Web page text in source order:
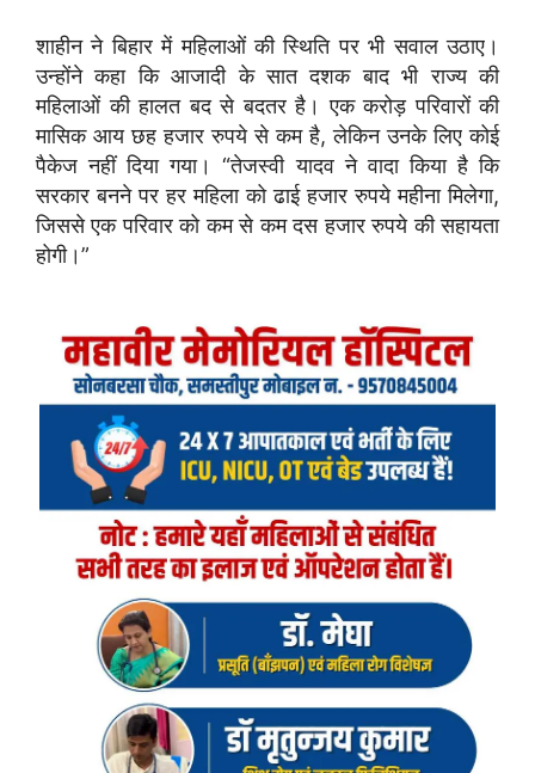
शाहीन ने बिहार में महिलाओं की स्थिति पर भी सवाल उठाए।
उन्होंने कहा कि आजादी के सात दशक बाद भी राज्य की
महिलाओं की हालत बद से बदतर है। एक करोड़ परिवारों की
मासिक आय छह हजार रुपये से कम है, लेकिन उनके लिए कोई
पैकेज नहीं दिया गया। “तेजस्वी यादव ने वादा किया है कि
सरकार बनने पर हर महिला को ढाई हजार रुपये महीना मिलेगा,
जिससे एक परिवार को कम से कम दस हजार रुपये की सहायता
होगी।”